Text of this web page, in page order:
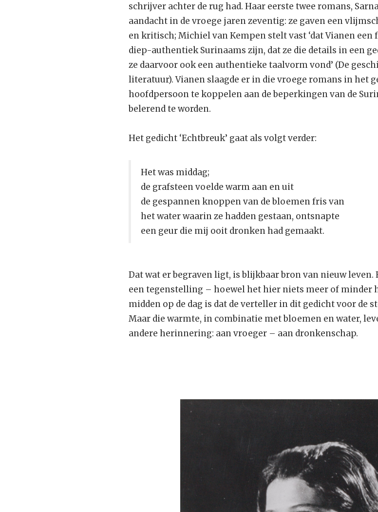
schrijver achter de rug had. Haar eerste twee romans,
aandacht in de vroege jaren zeventig: ze gaven een
en kritisch; Michiel van Kempen stelt vast ‘dat Vianen
diep-authentiek Surinaams zijn, dat ze die details in een
ze daarvoor ook een authentieke taalvorm vond’ (De
literatuur). Vianen slaagde er in die vroege romans in het
hoofdpersoon te koppelen aan de beperkingen van de
belerend te worden.
Het gedicht ‘Echtbreuk’ gaat als volgt verder:
Het was middag;
de grafsteen voelde warm aan en uit
de gespannen knoppen van de bloemen fris van
het water waarin ze hadden gestaan, ontsnapte
een geur die mij ooit dronken had gemaakt.
Dat wat er begraven ligt, is blijkbaar bron van nieuw
een tegenstelling – hoewel het hier niets meer of minder
midden op de dag is dat de verteller in dit gedicht voor de
Maar die warmte, in combinatie met bloemen en water,
andere herinnering: aan vroeger – aan dronkenschap.